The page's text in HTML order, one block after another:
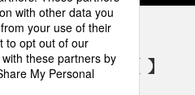
設備 SNSアカウント